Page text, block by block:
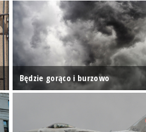
Będzie gorąco i burzowo